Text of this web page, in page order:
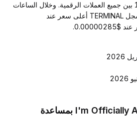
TERMINAL المرتبة 12632 بين جميع العملات الرقمية. وخلال الساعات
الأربع والعشرين الماضية، سجل TERMINAL أعلى سعر عند
تحليل سعر I'm Officially A Trading بمساعدة